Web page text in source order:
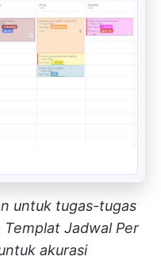
untuk tugas-tugas
Jadwal Per
akurasi